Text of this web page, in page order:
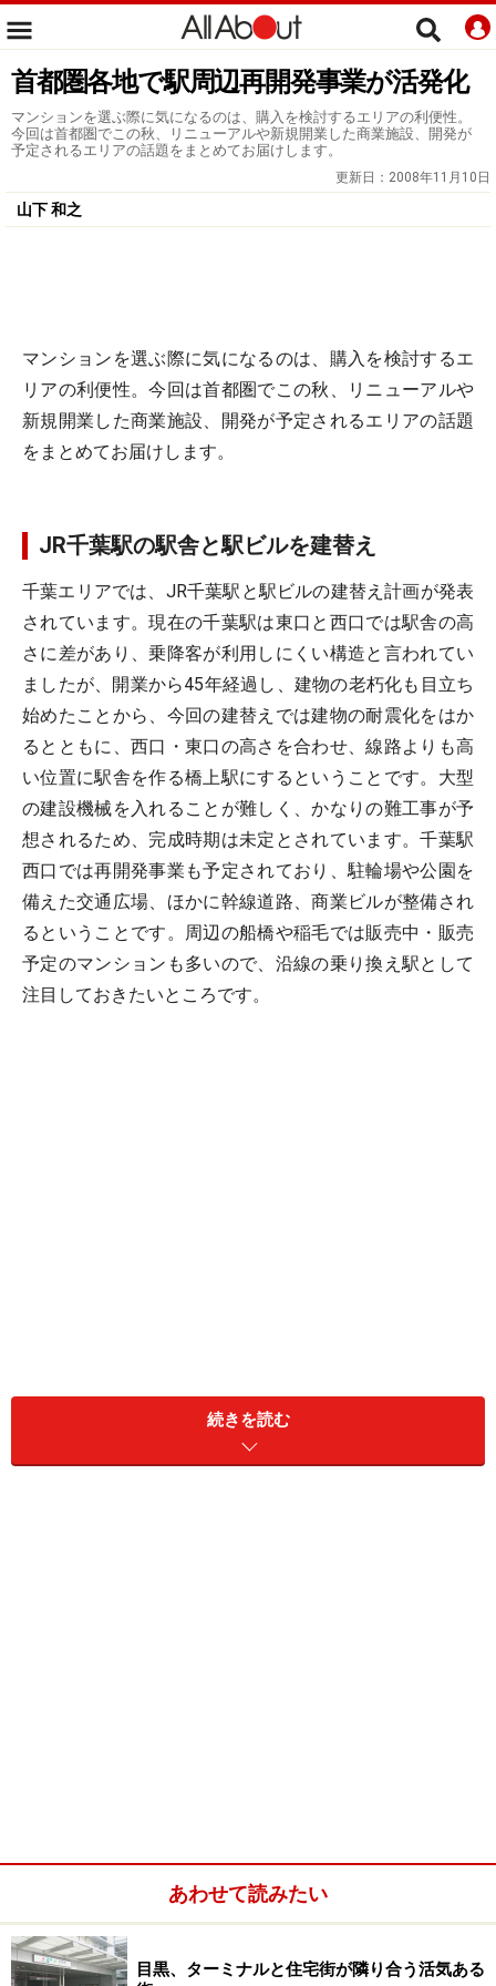
首都圏各地で駅周辺再開発事業が活発化
マンションを選ぶ際に気になるのは、購入を検討するエリアの利便性。
今回は首都圏でこの秋、リニューアルや新規開業した商業施設、開発が
予定されるエリアの話題をまとめてお届けします。
更新日： 2008年11月10日
山下 和之
マンションを選ぶ際に気になるのは、購入を検討するエ
リアの利便性。今回は首都圏でこの秋、リニューアルや
新規開業した商業施設、開発が予定されるエリアの話題
をまとめてお届けします。
JR千葉駅の駅舎と駅ビルを建替え
千葉エリアでは、JR千葉駅と駅ビルの建替え計画が発表
されています。現在の千葉駅は東口と西口では駅舎の高
さに差があり、乗降客が利用しにくい構造と言われてい
ましたが、開業から45年経過し、建物の老朽化も目立ち
始めたことから、今回の建替えでは建物の耐震化をはか
るとともに、西口・東口の高さを合わせ、線路よりも高
い位置に駅舎を作る橋上駅にするということです。大型
の建設機械を入れることが難しく、かなりの難工事が予
想されるため、完成時期は未定とされています。千葉駅
西口では再開発事業も予定されており、駐輪場や公園を
備えた交通広場、ほかに幹線道路、商業ビルが整備され
るということです。周辺の船橋や稲毛では販売中・販売
予定のマンションも多いので、沿線の乗り換え駅として
注目しておきたいところです。
通勤・通学の途中に立ち寄りたい
便利な施設を加えた「エキュート立川」
続きを読む
あわせて読みたい
目黒、ターミナルと住宅街が隣り合う活気ある